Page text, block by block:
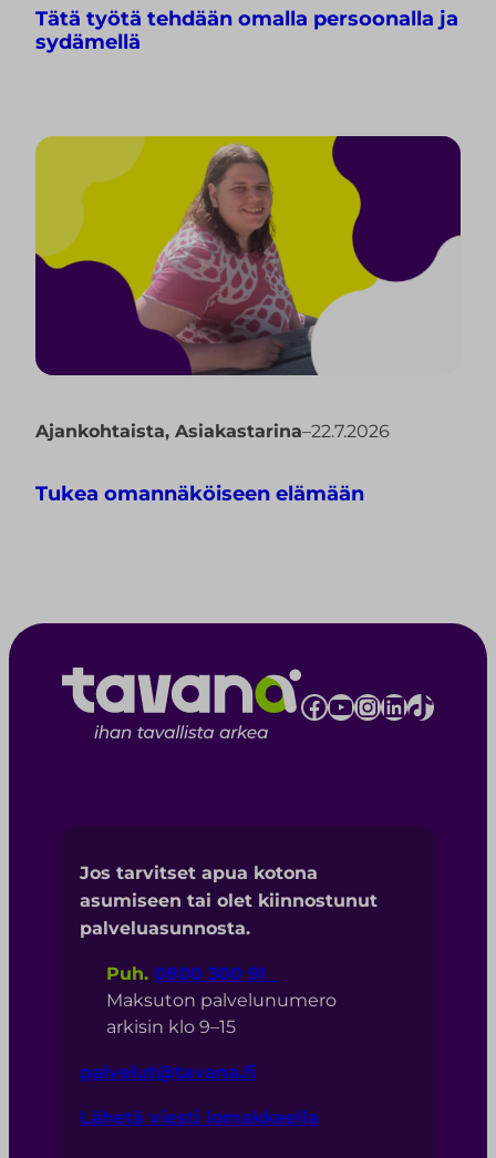
Tätä työtä tehdään omalla persoonalla ja
sydämellä
Ajankohtaista, Asiakastarina–22.7.2026
Tukea omannäköiseen elämään
Facebook YouTube InstagramLinkedIn TikTok
Jos tarvitset apua kotona
asumiseen tai olet kiinnostunut
palveluasunnosta.
Puh. 0800 300 91
Maksuton palvelunumero
arkisin klo 9–15
palvelut@tavana.fi
Lähetä viesti lomakkeella